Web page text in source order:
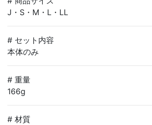
J・S・M・L・LL
# セット内容
本体のみ
# 重量
166g
# 材質